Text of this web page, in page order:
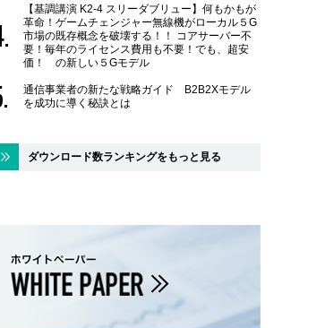
【基調講演 K2-4 スリーダブリュー】何もかもが
革命！ゲームチェンジャー無線機がローカル５G
市場の既存概念を破壊する！！ コアサーバー不
要！毎年のライセンス費用も不要！でも、超安
価！ の新しい５Gモデル
通信事業者の新たな戦略ガイド B2B2Xモデル
を成功に導く秘訣とは
ダウンロード数ランキングをもっと見る